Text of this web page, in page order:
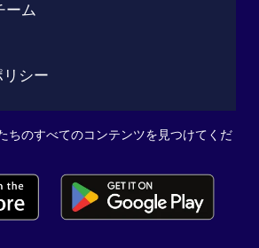
ーム
シー
ちのすべてのコンテンツを見つけてくだ